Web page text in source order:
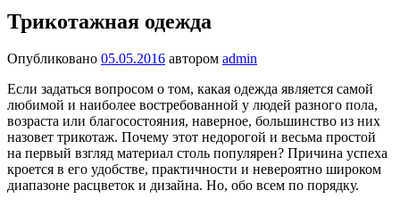
Трикотажная одежда
Опубликовано 05.05.2016 автором admin
Если задаться вопросом о том, какая одежда является самой
любимой и наиболее востребованной у людей разного пола,
возраста или благосостояния, наверное, большинство из них
назовет трикотаж. Почему этот недорогой и весьма простой
на первый взгляд материал столь популярен? Причина успеха
кроется в его удобстве, практичности и невероятно широком
диапазоне расцветок и дизайна. Но, обо всем по порядку.